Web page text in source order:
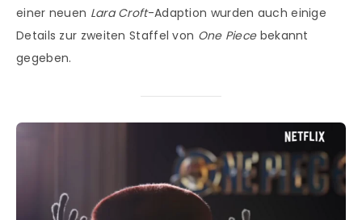
einer neuen Lara Croft-Adaption wurden auch einige
Details zur zweiten Staffel von One Piecebekannt
gegeben.